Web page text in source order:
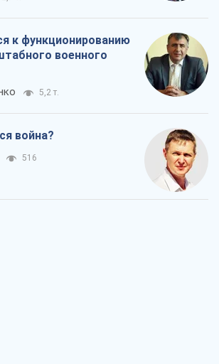
к функционированию
военного
5,2 т.
война?
516